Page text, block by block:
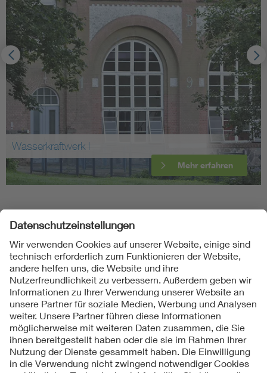
Wasserkraftwerk I
Mehr erfahren
Folgen Sie uns
Kontakte